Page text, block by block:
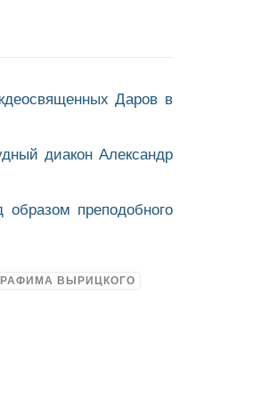
Даров в
диакон Александр
преподобного
ВЫРИЦКОГО